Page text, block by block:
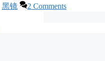
黑镜
2 Comments